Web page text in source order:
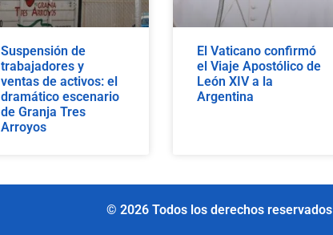
Suspensión de
trabajadores y
ventas de activos: el
dramático escenario
de Granja Tres
Arroyos
El Vaticano confirmó
el Viaje Apostólico de
León XIV a la
Argentina
© 2026 Todos los derechos reservados